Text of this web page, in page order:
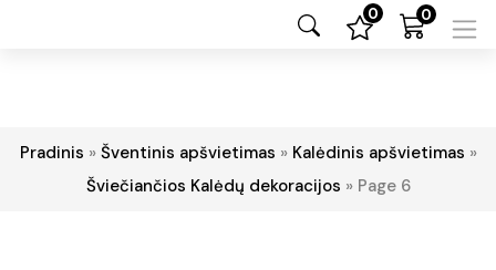
0 0
Pradinis » Šventinis apšvietimas » Kalėdinis apšvietimas »
Šviečiančios Kalėdų dekoracijos » Page 6